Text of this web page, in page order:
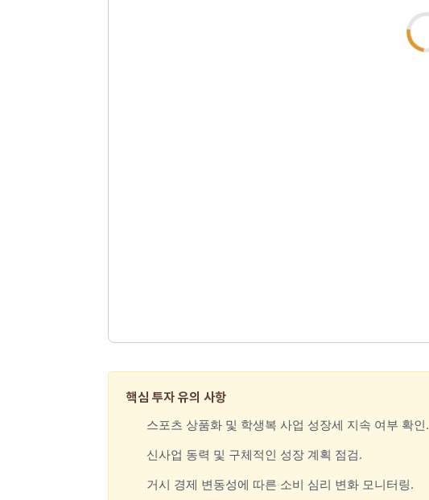
핵심 투자 유의 사항
스포츠 상품화 및 학생복 사업 성장세 지속 여부 확인.
신사업 동력 및 구체적인 성장 계획 점검.
거시 경제 변동성에 따른 소비 심리 변화 모니터링.